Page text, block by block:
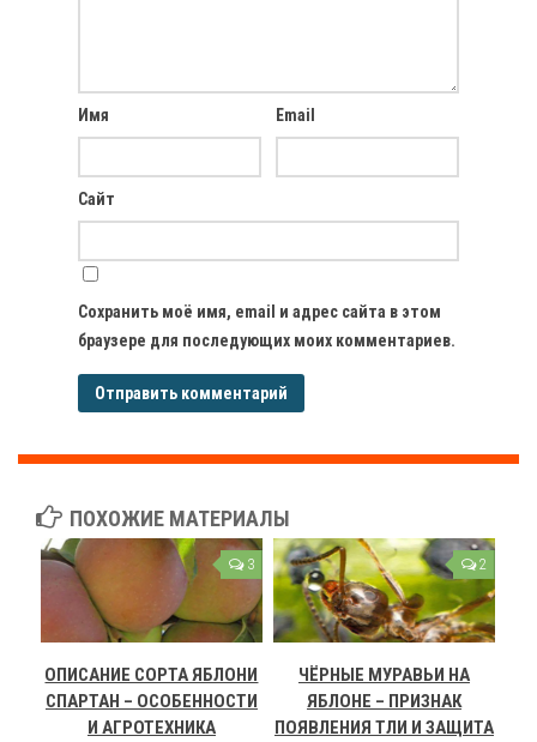
Имя Email
Сайт
Сохранить моё имя, email и адрес сайта в этом
браузере для последующих моих комментариев.
ПОХОЖИЕ МАТЕРИАЛЫ
3
ОПИСАНИЕ СОРТА ЯБЛОНИ
СПАРТАН – ОСОБЕННОСТИ
И АГРОТЕХНИКА
2
ЧЁРНЫЕ МУРАВЬИ НА
ЯБЛОНЕ – ПРИЗНАК
ПОЯВЛЕНИЯ ТЛИ И ЗАЩИТА